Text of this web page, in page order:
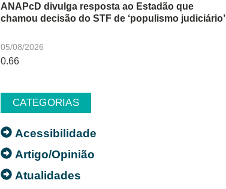
ANAPcD divulga resposta ao Estadão que
chamou decisão do STF de ‘populismo judiciário’
05/08/2026
CATEGORIAS
Acessibilidade
Artigo/Opinião
Atualidades